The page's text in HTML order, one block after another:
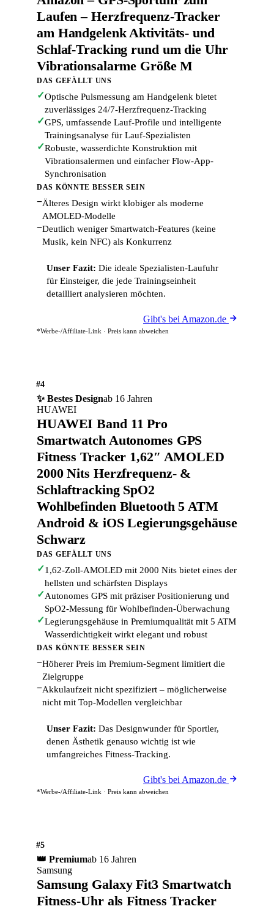
Laufen – Herzfrequenz-Tracker
am Handgelenk Aktivitäts- und
Schlaf-Tracking rund um die Uhr
Vibrationsalarme Größe M
DAS GEFÄLLT UNS
✓Optische Pulsmessung am Handgelenk bietet
zuverlässiges 24/7-Herzfrequenz-Tracking
✓GPS, umfassende Lauf-Profile und intelligente
Trainingsanalyse für Lauf-Spezialisten
✓Robuste, wasserdichte Konstruktion mit
Vibrationsalermen und einfacher Flow-App-
Synchronisation
DAS KÖNNTE BESSER SEIN
−Älteres Design wirkt klobiger als moderne
AMOLED-Modelle
−Deutlich weniger Smartwatch-Features (keine
Musik, kein NFC) als Konkurrenz
Unser Fazit: Die ideale Spezialisten-Laufuhr
für Einsteiger, die jede Trainingseinheit
detailliert analysieren möchten.
Gibt's bei Amazon.de
*Werbe-/Affiliate-Link · Preis kann abweichen
#4
✨ Bestes Designab 16 Jahren
HUAWEI
HUAWEI Band 11 Pro
Smartwatch Autonomes GPS
Fitness Tracker 1,62″ AMOLED
2000 Nits Herzfrequenz- &
Schlaftracking SpO2
Wohlbefinden Bluetooth 5 ATM
Android & iOS Legierungsgehäuse
Schwarz
DAS GEFÄLLT UNS
✓1,62-Zoll-AMOLED mit 2000 Nits bietet eines der
hellsten und schärfsten Displays
✓Autonomes GPS mit präziser Positionierung und
SpO2-Messung für Wohlbefinden-Überwachung
✓Legierungsgehäuse in Premiumqualität mit 5 ATM
Wasserdichtigkeit wirkt elegant und robust
DAS KÖNNTE BESSER SEIN
−Höherer Preis im Premium-Segment limitiert die
Zielgruppe
−Akkulaufzeit nicht spezifiziert – möglicherweise
nicht mit Top-Modellen vergleichbar
Unser Fazit: Das Designwunder für Sportler,
denen Ästhetik genauso wichtig ist wie
umfangreiches Fitness-Tracking.
Gibt's bei Amazon.de
*Werbe-/Affiliate-Link · Preis kann abweichen
#5
👑 Premiumab 16 Jahren
Samsung
Samsung Galaxy Fit3 Smartwatch
Fitness-Uhr als Fitness Tracker